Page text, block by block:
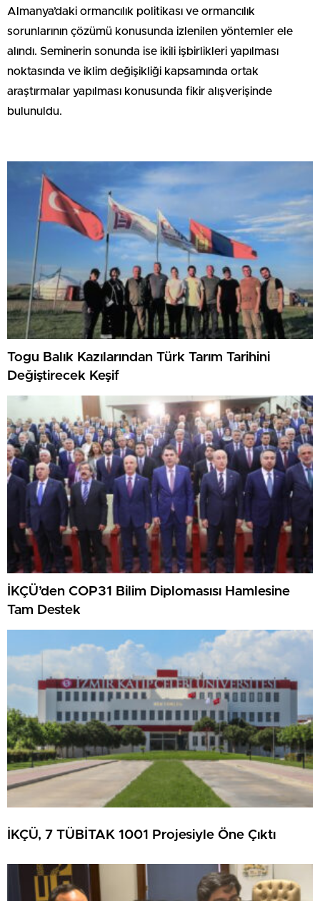
Almanya’daki ormancılık politikası ve ormancılık
sorunlarının çözümü konusunda izlenilen yöntemler ele
alındı. Seminerin sonunda ise ikili işbirlikleri yapılması
noktasında ve iklim değişikliği kapsamında ortak
araştırmalar yapılması konusunda fikir alışverişinde
bulunuldu.
Togu Balık Kazılarından Türk Tarım Tarihini
Değiştirecek Keşif
İKÇÜ’den COP31 Bilim Diplomasısı Hamlesine
Tam Destek
İKÇÜ, 7 TÜBİTAK 1001 Projesiyle Öne Çıktı